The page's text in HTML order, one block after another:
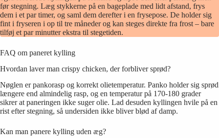
før stegning. Læg stykkerne på en bageplade med lidt afstand, frys
dem i et par timer, og saml dem derefter i en frysepose. De holder sig
fint i fryseren i op til tre måneder og kan steges direkte fra frost – bare
tilføj et par minutter ekstra til stegetiden.
FAQ om paneret kylling
Hvordan laver man crispy chicken, der forbliver sprød?
Nøglen er pankorasp og korrekt olietemperatur. Panko holder sig sprød
længere end almindelig rasp, og en temperatur på 170-180 grader
sikrer at paneringen ikke suger olie. Lad desuden kyllingen hvile på en
rist efter stegning, så undersiden ikke bliver blød af damp.
Kan man panere kylling uden æg?